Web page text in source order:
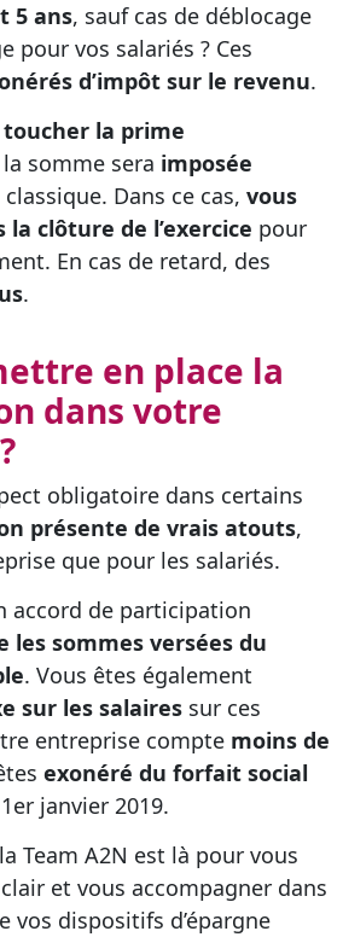
5 ans, sauf cas de déblocage
pour vos salariés ? Ces
d’impôt sur le revenu.
toucher la prime
la somme sera imposée
Dans ce cas, vous
la clôture de l’exercice pour
En cas de retard, des
.
en place la
dans votre
obligatoire dans certains
présente de vrais atouts,
que pour les salariés.
accord de participation
les sommes versées du
. Vous êtes également
sur les salaires sur ces
entreprise compte moins de
exonéré du forfait social
janvier 2019.
Team A2N est là pour vous
et vous accompagner dans
vos dispositifs d’épargne